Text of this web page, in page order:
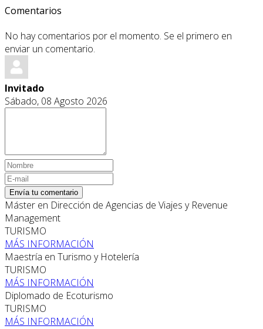
Comentarios
No hay comentarios por el momento. Se el primero en
enviar un comentario.
Invitado
Sábado, 08 Agosto 2026
Envía tu comentario
Máster en Dirección de Agencias de Viajes y Revenue
Management
TURISMO
MÁS INFORMACIÓN
Maestría en Turismo y Hotelería
TURISMO
MÁS INFORMACIÓN
Diplomado de Ecoturismo
TURISMO
MÁS INFORMACIÓN